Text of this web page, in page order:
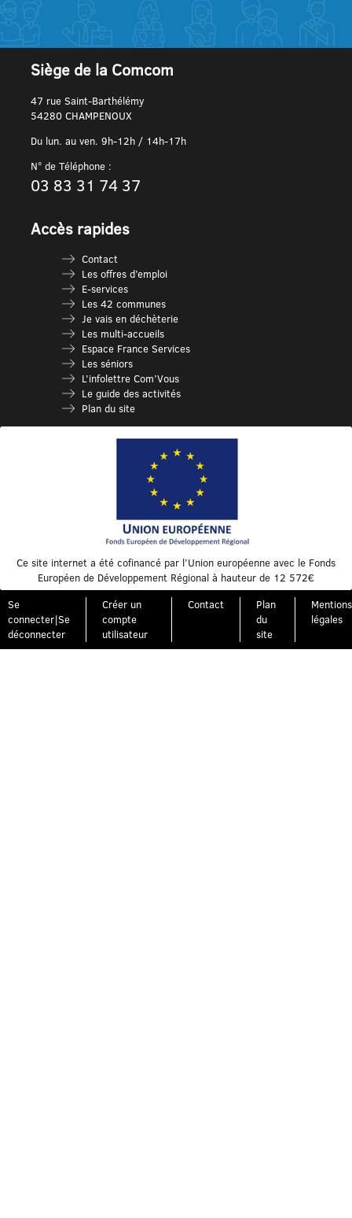
Siège de la Comcom
47 rue Saint-Barthélémy
54280 CHAMPENOUX
Du lun. au ven. 9h-12h / 14h-17h
N° de Téléphone :
03 83 31 74 37
Accès rapides
Contact
Les offres d’emploi
E-services
Les 42 communes
Je vais en déchèterie
Les multi-accueils
Espace France Services
Les séniors
L’infolettre Com’Vous
Le guide des activités
Plan du site
Ce site internet a été cofinancé par l’Union européenne avec le Fonds
Européen de Développement Régional à hauteur de 12 572€
Se
connecter|Se
déconnecter
Créer un
compte
utilisateur
Contact
Plan
du
site
Mentions
légales